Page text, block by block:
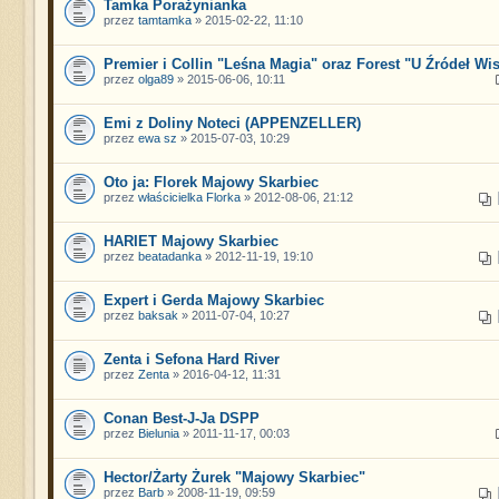
Tamka Porażynianka
przez tamtamka» 2015-02-22, 11:10
Premier i Collin "Leśna Magia" oraz Forest "U Źródeł
przez olga89» 2015-06-06, 10:11
Emi z Doliny Noteci (APPENZELLER)
przez ewa sz » 2015-07-03, 10:29
Oto ja: Florek Majowy Skarbiec
przez właścicielka Florka» 2012-08-06, 21:12
HARIET Majowy Skarbiec
przez beatadanka» 2012-11-19, 19:10
Expert i Gerda Majowy Skarbiec
przez baksak » 2011-07-04, 10:27
Zenta i Sefona Hard River
przez Zenta» 2016-04-12, 11:31
Conan Best-J-Ja DSPP
przez Bielunia» 2011-11-17, 00:03
Hector/Żarty Żurek "Majowy Skarbiec"
przez Barb» 2008-11-19, 09:59